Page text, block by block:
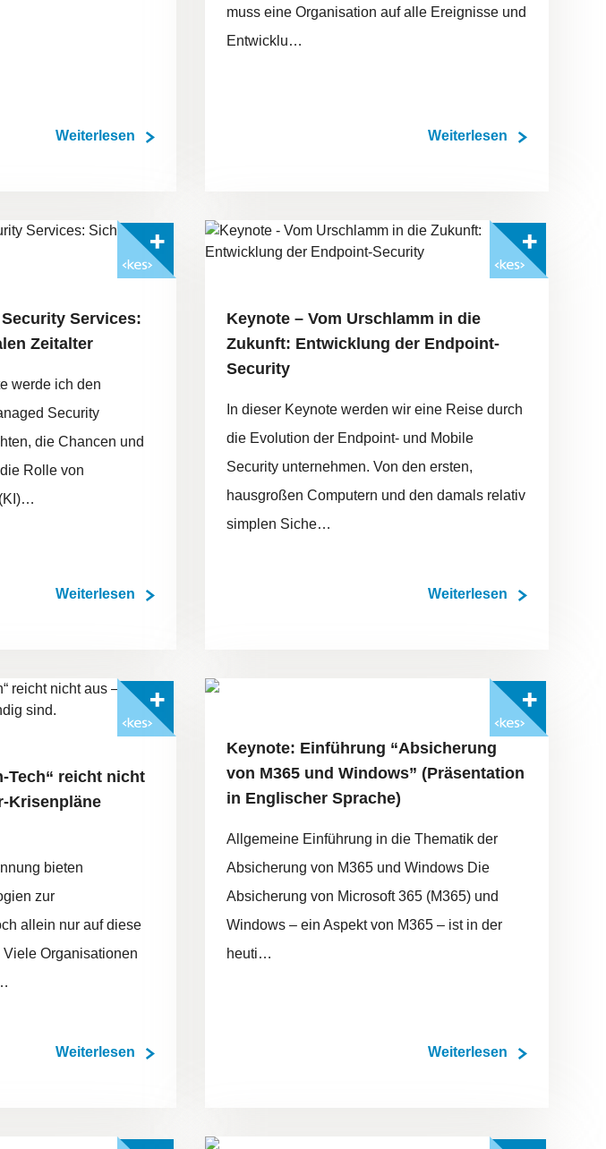
Weiterlesen
muss eine Organisation auf alle Ereignisse und
Entwicklu…
Weiterlesen
Services:
Zeitalter
werde ich den
Security
die Chancen und
Rolle von
Weiterlesen
Keynote – Vom Urschlamm in die
Zukunft: Entwicklung der Endpoint-
Security
In dieser Keynote werden wir eine Reise durch
die Evolution der Endpoint- und Mobile
Security unternehmen. Von den ersten,
hausgroßen Computern und den damals relativ
simplen Siche…
Weiterlesen
Tech“ reicht nicht
Krisenpläne
bieten
zur
allein nur auf diese
Organisationen
Weiterlesen
Keynote: Einführung “Absicherung
von M365 und Windows” (Präsentation
in Englischer Sprache)
Allgemeine Einführung in die Thematik der
Absicherung von M365 und Windows Die
Absicherung von Microsoft 365 (M365) und
Windows – ein Aspekt von M365 – ist in der
heuti…
Weiterlesen